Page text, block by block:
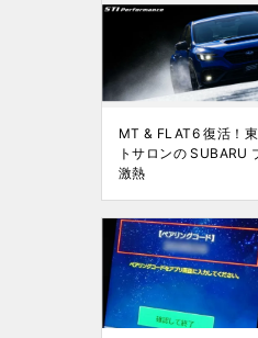
MT & FLAT6 復活！
トサロンの SUBARU
激熱